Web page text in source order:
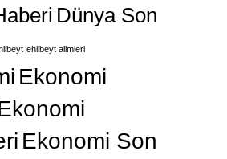
Dünya Son
ehlibeyt alimleri
Ekonomi
Ekonomi Son